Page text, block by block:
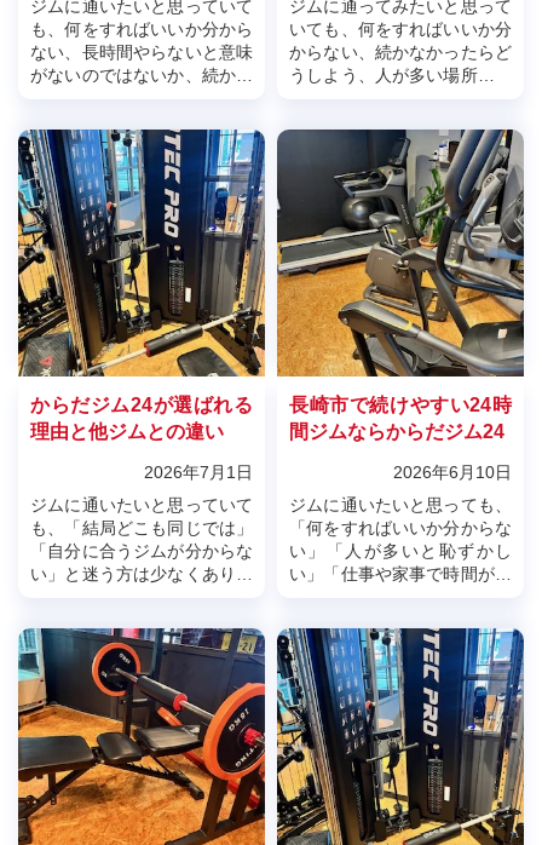
ジムに通いたいと思っていて
も、何をすればいいか分から
ない、長時間やらないと意味
がないのではないか、続かな
特に運動初心者の方ほど、最
初から頑張...
ジムに通ってみたいと思って
いても、何をすればいいか分
からない、続かなかったらど
うしよう、人が多い場所は少
ん。特に運動初心者の方にと
って、ジム...
からだジム24が選ばれる
理由と他ジムとの違い
2026年7月1日
ジムに通いたいと思っていて
も、「結局どこも同じでは」
「自分に合うジムが分からな
い」と迷う方は少なくありま
感じて続かなかったという声
も多くあり...
長崎市で続けやすい24時
間ジムならからだジム24
2026年6月10日
ジムに通いたいと思っても、
「何をすればいいか分からな
い」「人が多いと恥ずかし
い」「仕事や家事で時間が合
と感じたことはありません
か。24時間...